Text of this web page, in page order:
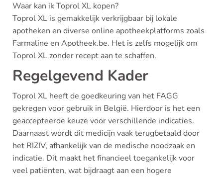
Waar kan ik Toprol XL kopen?
Toprol XL is gemakkelijk verkrijgbaar bij lokale
apotheken en diverse online apotheekplatforms zoals
Farmaline en Apotheek.be. Het is zelfs mogelijk om
Toprol XL zonder recept aan te schaffen.
Regelgevend Kader
Toprol XL heeft de goedkeuring van het FAGG
gekregen voor gebruik in België. Hierdoor is het een
geaccepteerde keuze voor verschillende indicaties.
Daarnaast wordt dit medicijn vaak terugbetaald door
het RIZIV, afhankelijk van de medische noodzaak en
indicatie. Dit maakt het financieel toegankelijk voor
veel patiënten, wat bijdraagt aan een hogere